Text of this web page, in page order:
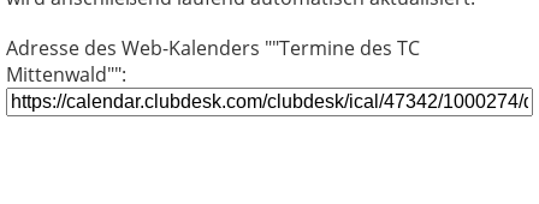
Adresse des Web-Kalenders ""Termine des TC
Mittenwald"":